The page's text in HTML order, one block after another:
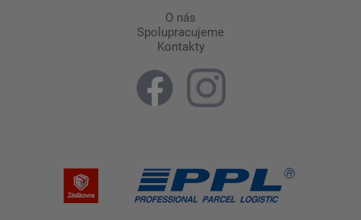
O nás
Spolupracujeme
Kontakty